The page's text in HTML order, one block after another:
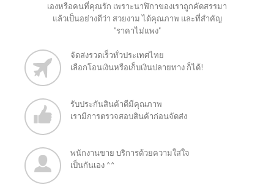
เองหรือคนที่คุณรัก เพราะนาฬิกาของเราถูกคัดสรรมา
แล้วเป็นอย่างดีว่า สวยงาม ได้คุณภาพ และที่สำคัญ
"ราคาไม่แพง"
จัดส่งรวดเร็วทั่วประเทศไทย
เลือกโอนเงินหรือเก็บเงินปลายทาง ก็ได้!
รับประกันสินค้าดีมีคุณภาพ
เรามีการตรวจสอบสินค้าก่อนจัดส่ง
พนักงานขาย บริการด้วยความใส่ใจ
เป็นกันเอง ^^